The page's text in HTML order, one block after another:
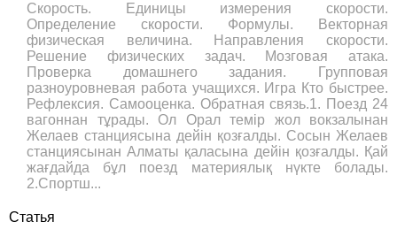
Скорость. Единицы измерения скорости.
Определение скорости. Формулы. Векторная
физическая величина. Направления скорости.
Решение физических задач. Мозговая атака.
Проверка домашнего задания. Групповая
разноуровневая работа учащихся. Игра Кто быстрее.
Рефлексия. Самооценка. Обратная связь.1. Поезд 24
вагоннан тұрады. Ол Орал темір жол вокзалынан
Желаев станциясына дейін қозғалды. Сосын Желаев
станциясынан Алматы қаласына дейін қозғалды. Қай
жағдайда бұл поезд материялық нүкте болады.
2.Спортш...
Статья